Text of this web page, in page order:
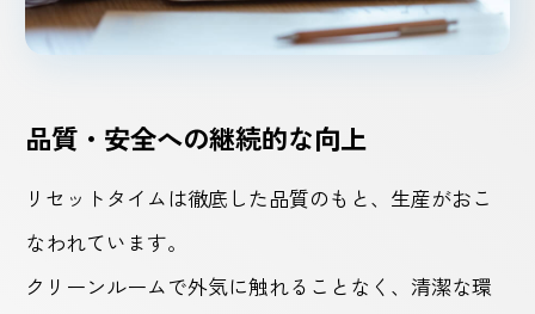
品質・安全への継続的な向上
リセットタイムは徹底した品質のもと、生産がおこ
なわれています。
クリーンルームで外気に触れることなく、清潔な環